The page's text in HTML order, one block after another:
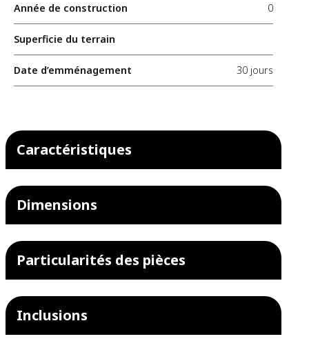
Année de construction 0
Superficie du terrain
Date d’emménagement 30 jours
Caractéristiques
Dimensions
Particularités des pièces
Inclusions